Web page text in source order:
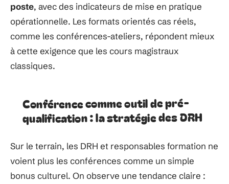
poste, avec des indicateurs de mise en pratique
opérationnelle. Les formats orientés cas réels,
comme les conférences-ateliers, répondent mieux
à cette exigence que les cours magistraux
classiques.
Conférence comme outil de pré-
qualification : la stratégie des DRH
Sur le terrain, les DRH et responsables formation ne
voient plus les conférences comme un simple
bonus culturel. On observe une tendance claire :